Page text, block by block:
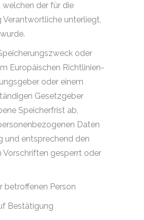
welchen der für die
Verantwortliche unterliegt,
oder
Europäischen Richtlinien-
oder einem
Gesetzgeber
Speicherfrist ab,
Daten
und entsprechend den
Vorschriften gesperrt oder
betroffenen Person
Bestätigung